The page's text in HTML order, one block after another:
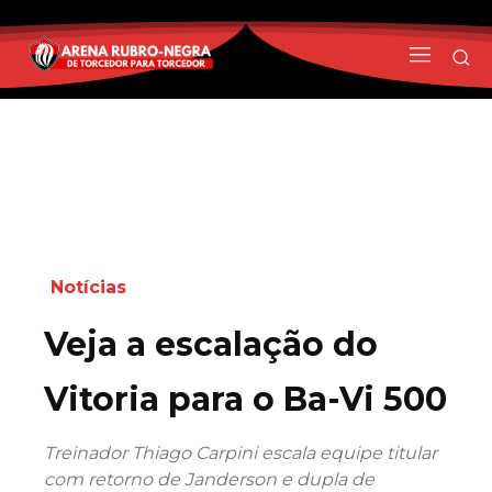
Notícias
Veja a escalação do
Vitoria para o Ba-Vi 500
Treinador Thiago Carpini escala equipe titular
com retorno de Janderson e dupla de